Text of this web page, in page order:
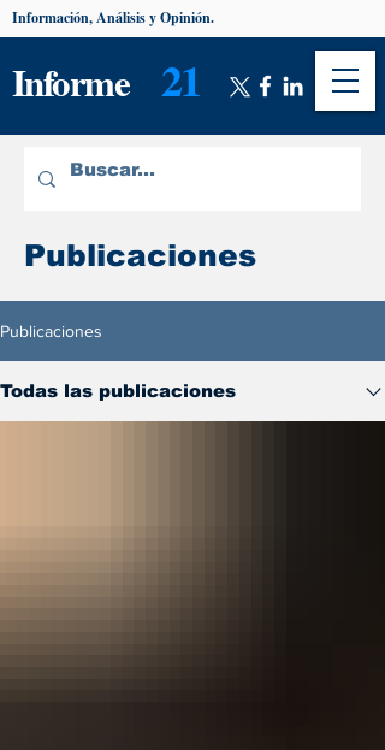
Informe 21
Información, Análisis y Opinión.
Publicaciones
Publicaciones
Todas las publicaciones